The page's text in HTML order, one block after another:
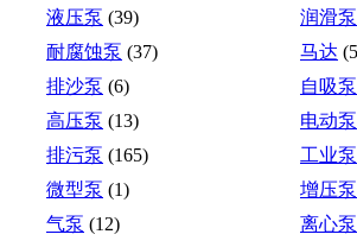
液压泵 (39)
润滑泵
耐腐蚀泵 (37) 马达
排沙泵 (6)
自吸泵
高压泵 (13)
电动泵
排污泵 (165)
工业泵
微型泵 (1)
增压泵
气泵 (12)
离心泵